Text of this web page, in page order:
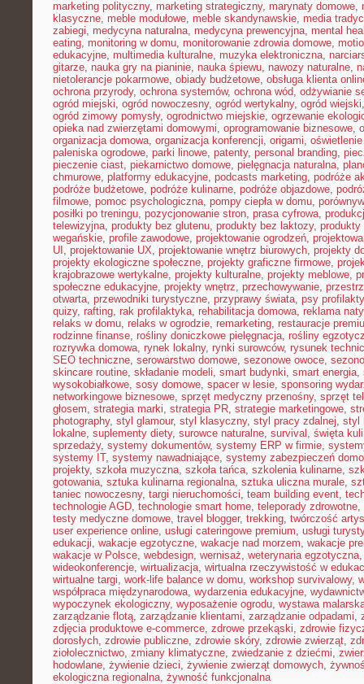
marketing polityczny, marketing strategiczny, marynaty domowe,
klasyczne, meble modułowe, meble skandynawskie, media
zabiegi, medycyna naturalna, medycyna prewencyjna, mental
eating, monitoring w domu, monitorowanie zdrowia domowe,
edukacyjne, multimedia kulturalne, muzyka elektroniczna,
gitarze, nauka gry na pianinie, nauka śpiewu, nawozy naturalne,
nietolerancje pokarmowe, obiady budżetowe, obsługa klienta
ochrona przyrody, ochrona systemów, ochrona wód, odżywianie
ogród miejski, ogród nowoczesny, ogród wertykalny, ogród wiejski
ogród zimowy pomysły, ogrodnictwo miejskie, ogrzewanie
opieka nad zwierzętami domowymi, oprogramowanie biznesowe,
organizacja domowa, organizacja konferencji, origami,
paleniska ogrodowe, parki linowe, patenty, personal branding,
pieczenie ciast, piekarnictwo domowe, pielęgnacja naturalna,
chmurowe, platformy edukacyjne, podcasts marketing, podróże
podróże budżetowe, podróże kulinarne, podróże objazdowe,
filmowe, pomoc psychologiczna, pompy ciepła w domu,
posiłki po treningu, pozycjonowanie stron, prasa cyfrowa,
telewizyjna, produkty bez glutenu, produkty bez laktozy, produkty
wegańskie, profile zawodowe, projektowanie ogrodzeń,
UI , projektowanie UX, projektowanie wnętrz biurowych, projekty
projekty ekologiczne społeczne, projekty graficzne firmowe,
krajobrazowe wertykalne, projekty kulturalne, projekty meblowe,
społeczne edukacyjne, projekty wnętrz, przechowywanie,
otwarta, przewodniki turystyczne, przyprawy świata, psy
quizy, rafting, rak profilaktyka, rehabilitacja domowa, reklama
relaks w domu, relaks w ogrodzie, remarketing, restauracje
rodzinne finanse, rośliny doniczkowe pielęgnacja, rośliny
rozrywka domowa, rynek lokalny, rynki surowców, rysunek
SEO techniczne, serowarstwo domowe, sezonowe owoce,
skincare routine, składanie modeli, smart budynki, smart energia,
wysokobiałkowe, sosy domowe, spacer w lesie, sponsoring
networkingowe biznesowe, sprzęt medyczny przenośny, sprzęt
głosem, strategia marki, strategia PR, strategie marketingowe,
photography, styl glamour, styl klasyczny, styl pracy zdalnej, styl
lokalne, suplementy diety, surowce naturalne, survival , święta
sprzedaży, systemy dokumentów, systemy ERP w firmie,
systemy IT, systemy nawadniające, systemy zabezpieczeń
projekty, szkoła muzyczna, szkoła tańca, szkolenia kulinarne,
gotowania, sztuka kulinarna regionalna, sztuka uliczna murale,
taniec nowoczesny, targi nieruchomości, team building event,
technologie AGD, technologie smart home, teleporady zdrowotne,
testy medyczne domowe, travel blogger, trekking, twórczość
user experience online, usługi cateringowe premium, usługi
edukacji, wakacje egzotyczne, wakacje nad morzem, wakacje
wakacje w Polsce, webdesign, wernisaż, weterynaria egzotyczna
wideokonferencje, wirtualizacja, wirtualna rzeczywistość w
wirtualne targi, work-life balance w domu, workshop survivalowy,
współpraca międzynarodowa, wydarzenia edukacyjne,
wypoczynek ekologiczny, wyposażenie ogrodu, wystawa
zarządzanie flotą, zarządzanie klientami, zarządzanie odpadami,
zdjęcia produktowe e-commerce, zdrowe przekąski, zdrowie
dorosłych, zdrowie publiczne, zdrowie skóry, zdrowie zwierząt,
ziołolecznictwo, zmiany klimatyczne, zwiedzanie z dziećmi,
hodowlane, żywienie dzieci, żywienie zwierząt domowych,
ekologiczna regionalna, żywność funkcjonalna